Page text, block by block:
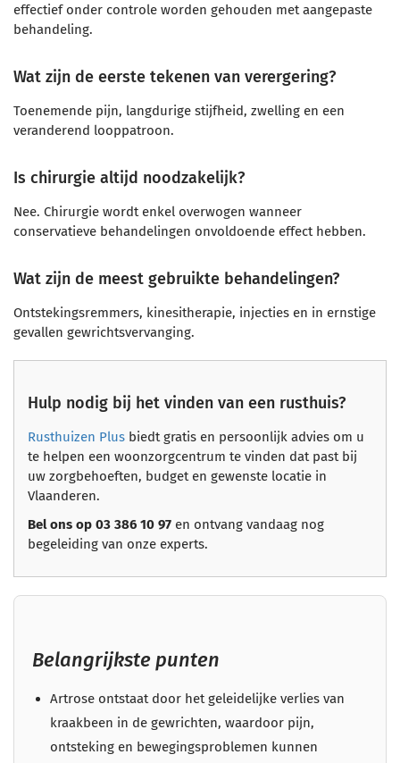
effectief onder controle worden gehouden met aangepaste
behandeling.
Wat zijn de eerste tekenen van verergering?
Toenemende pijn, langdurige stijfheid, zwelling en een
veranderend looppatroon.
Is chirurgie altijd noodzakelijk?
Nee. Chirurgie wordt enkel overwogen wanneer
conservatieve behandelingen onvoldoende effect hebben.
Wat zijn de meest gebruikte behandelingen?
Ontstekingsremmers, kinesitherapie, injecties en in ernstige
gevallen gewrichtsvervanging.
Hulp nodig bij het vinden van een rusthuis?
Rusthuizen Plus biedt gratis en persoonlijk advies om u
te helpen een woonzorgcentrum te vinden dat past bij
uw zorgbehoeften, budget en gewenste locatie in
Vlaanderen.
Bel ons op 03 386 10 97 en ontvang vandaag nog
begeleiding van onze experts.
Belangrijkste punten
Artrose ontstaat door het geleidelijke verlies van
kraakbeen in de gewrichten, waardoor pijn,
ontsteking en bewegingsproblemen kunnen